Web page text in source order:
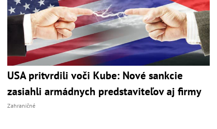
USA pritvrdili voči Kube: Nové sankcie
zasiahli armádnych predstaviteľov aj firmy
Zahraničné